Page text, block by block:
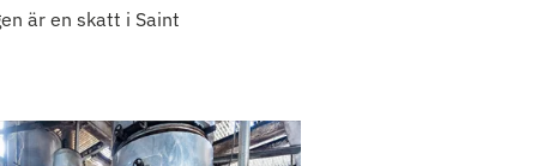
är en skatt i Saint